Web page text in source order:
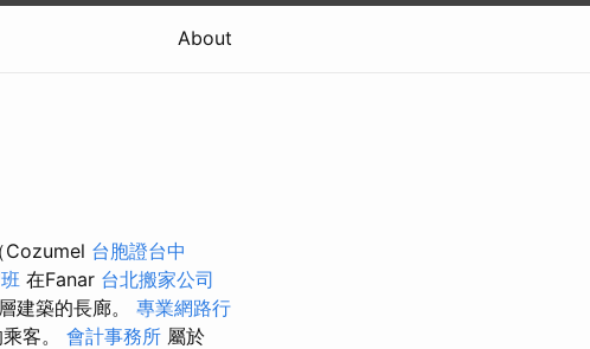
About
Cozumel 台胞證台中
在Fanar 台北搬家公司
建築的長廊。 專業網路行
客。 會計事務所 屬於